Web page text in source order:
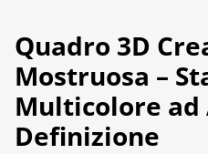
Quadro 3D
Mostruosa –
Multicolore ad
Definizione